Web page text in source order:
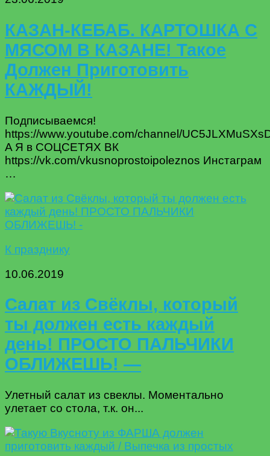
КАЗАН-КЕБАБ. КАРТОШКА С
МЯСОМ В КАЗАНЕ! Такое
Должен Приготовить
КАЖДЫЙ!
Подписываемся!
https://www.youtube.com/channel/
A Я в СОЦСЕТЯХ ВК
https://vk.com/vkusnoprostoipoleznos Инстаграм
…
К празднику
10.06.2019
Салат из Свёклы, который
ты должен есть каждый
день! ПРОСТО ПАЛЬЧИКИ
ОБЛИЖЕШЬ! —
Улетный салат из свеклы. Моментально
улетает со стола, т.к. он...